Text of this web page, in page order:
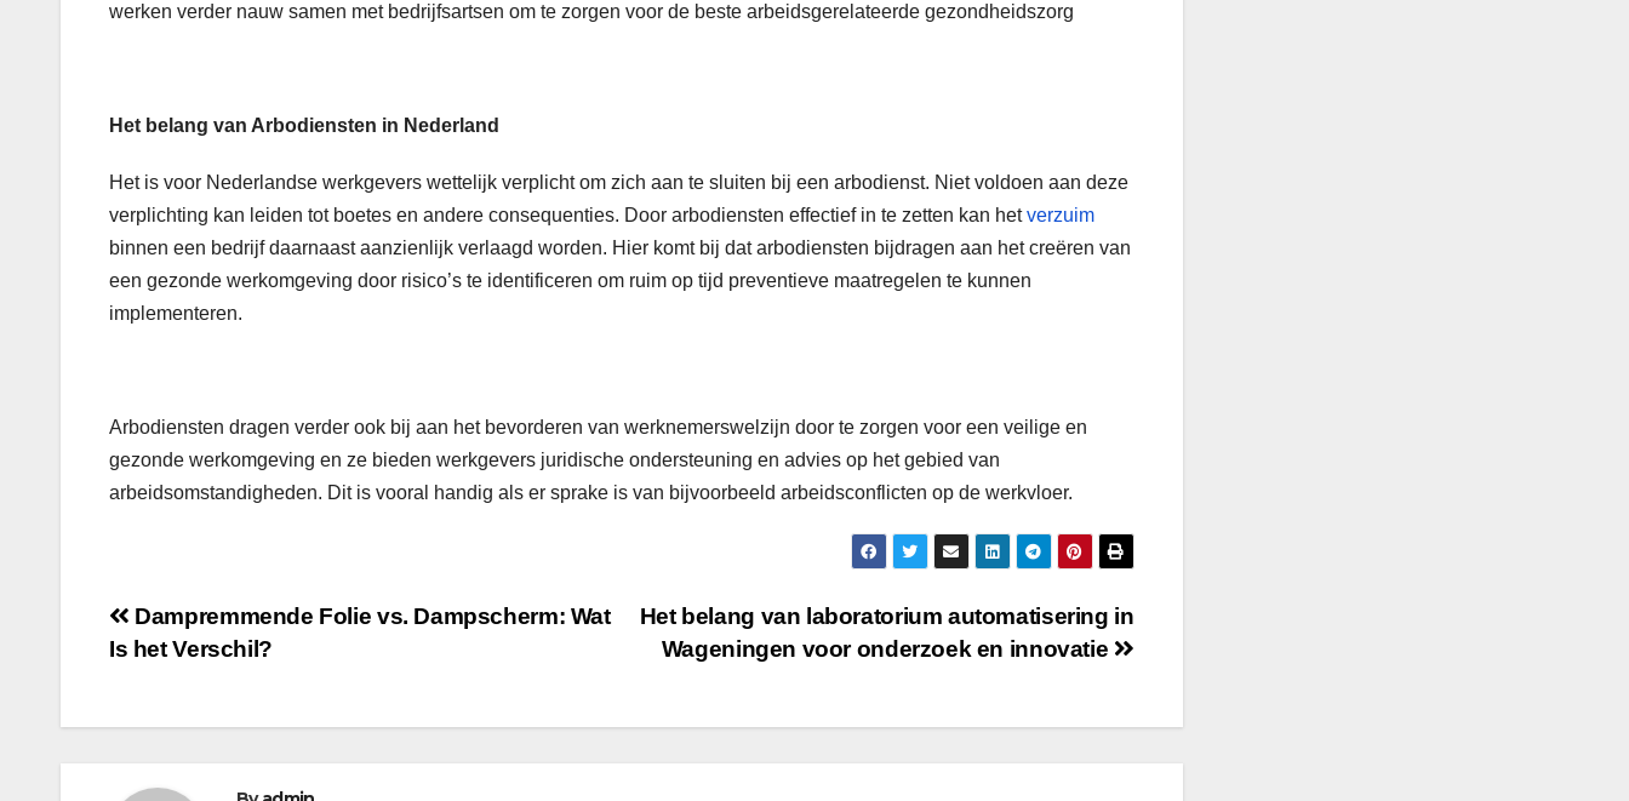
werken verder nauw samen met bedrijfsartsen om te zorgen voor de beste arbeidsgerelateerde gezondheidszorg
Het belang van Arbodiensten in Nederland
Het is voor Nederlandse werkgevers wettelijk verplicht om zich aan te sluiten bij een arbodienst. Niet voldoen aan deze
verplichting kan leiden tot boetes en andere consequenties. Door arbodiensten effectief in te zetten kan hetverzuim
binnen een bedrijf daarnaast aanzienlijk verlaagd worden. Hier komt bij dat arbodiensten bijdragen aan het creëren van
een gezonde werkomgeving door risico’s te identificeren om ruim op tijd preventieve maatregelen te kunnen
implementeren.
Arbodiensten dragen verder ook bij aan het bevorderen van werknemerswelzijn door te zorgen voor een veilige en
gezonde werkomgeving en ze bieden werkgevers juridische ondersteuning en advies op het gebied van
arbeidsomstandigheden. Dit is vooral handig als er sprake is van bijvoorbeeld arbeidsconflicten op de werkvloer.
Post
Het belang van laboratorium automatisering in
Wageningen voor onderzoek en innovatie
Dampremmende Folie vs. Dampscherm: Wat
Is het Verschil?